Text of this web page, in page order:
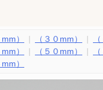
） （３０mm）
） （５０mm）
）